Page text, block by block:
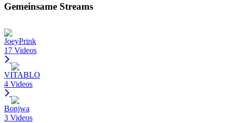
Gemeinsame Streams
JoeyPrink
17 Videos
VITABLO
4 Videos
Bonjwa
3 Videos